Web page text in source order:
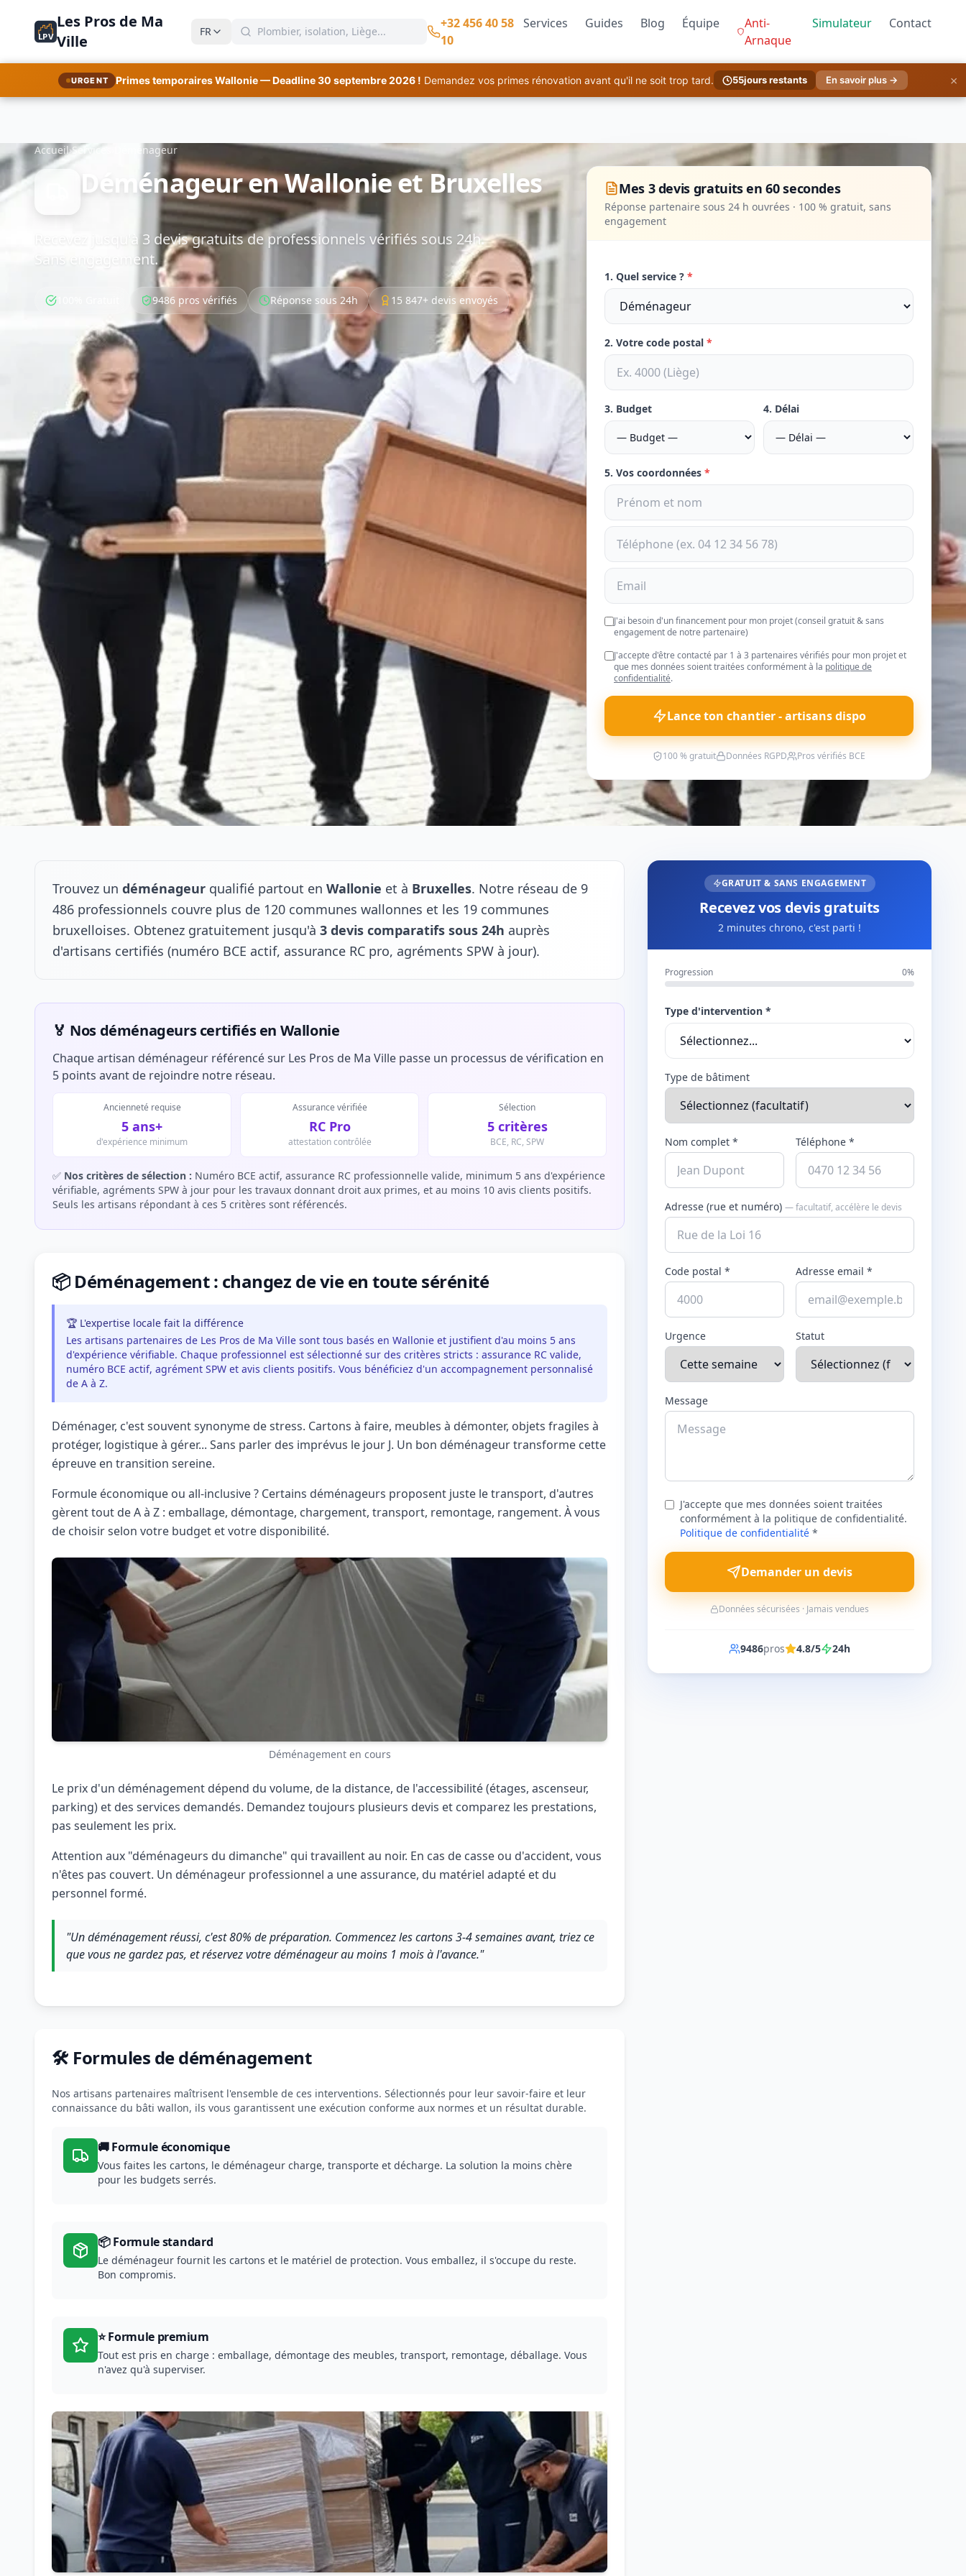
LPV
Les Pros de Ma
Ville
FR
+32 456 40 58
10
Services Guides Blog Équipe
Anti-
Arnaque
Simulateur Contact
URGENT Primes temporaires Wallonie — Deadline 30 septembre 2026 ! Demandez vos primes rénovation avant qu'il ne soit trop tard. 55jours restants En savoir plus → ×
Accueil›Services Déménageur
Déménageur en Wallonie et Bruxelles
Recevez jusqu'à 3 devis gratuits de professionnels vérifiés sous 24h.
Sans engagement.
9486 pros vérifiés Réponse sous 24h 15 847+ devis envoyés
Mes 3 devis gratuits en 60 secondes
Réponse partenaire sous 24 h ouvrées · 100 % gratuit, sans
engagement
1. Quel service ? *
2. Votre code postal *
3. Budget 4. Délai
5. Vos coordonnées *
J'ai besoin d'un financement pour mon projet (conseil gratuit & sans
engagement de notre partenaire)
J'accepte d'être contacté par 1 à 3 partenaires vérifiés pour mon projet et
que mes données soient traitées conformément à la politique de
confidentialité.
Lance ton chantier - artisans dispo
100 % gratuit Données RGPD Pros vérifiés BCE
Trouvez un déménageur qualifié partout en Wallonie et à Bruxelles. Notre réseau de 9
486 professionnels couvre plus de 120 communes wallonnes et les 19 communes
bruxelloises. Obtenez gratuitement jusqu'à 3 devis comparatifs sous 24h auprès
d'artisans certifiés (numéro BCE actif, assurance RC pro, agréments SPW à jour).
🏅 Nos déménageurs certifiés en Wallonie
Chaque artisan déménageur référencé sur Les Pros de Ma Ville passe un processus de vérification en
5 points avant de rejoindre notre réseau.
Ancienneté requise
5 ans+
d'expérience minimum
Assurance vérifiée
RC Pro
attestation contrôlée
Sélection
5 critères
BCE, RC, SPW
✅ Nos critères de sélection : Numéro BCE actif, assurance RC professionnelle valide, minimum 5 ans d'expérience
vérifiable, agréments SPW à jour pour les travaux donnant droit aux primes, et au moins 10 avis clients positifs.
Seuls les artisans répondant à ces 5 critères sont référencés.
📦 Déménagement : changez de vie en toute sérénité
🏆 L'expertise locale fait la différence
Les artisans partenaires de Les Pros de Ma Ville sont tous basés en Wallonie et justifient d'au moins 5 ans
d'expérience vérifiable. Chaque professionnel est sélectionné sur des critères stricts : assurance RC valide,
numéro BCE actif, agrément SPW et avis clients positifs. Vous bénéficiez d'un accompagnement personnalisé
de A à Z.
Déménager, c'est souvent synonyme de stress. Cartons à faire, meubles à démonter, objets fragiles à
protéger, logistique à gérer... Sans parler des imprévus le jour J. Un bon déménageur transforme cette
épreuve en transition sereine.
Formule économique ou all-inclusive ? Certains déménageurs proposent juste le transport, d'autres
gèrent tout de A à Z : emballage, démontage, chargement, transport, remontage, rangement. À vous
de choisir selon votre budget et votre disponibilité.
Déménagement en cours
Le prix d'un déménagement dépend du volume, de la distance, de l'accessibilité (étages, ascenseur,
parking) et des services demandés. Demandez toujours plusieurs devis et comparez les prestations,
pas seulement les prix.
Attention aux "déménageurs du dimanche" qui travaillent au noir. En cas de casse ou d'accident, vous
n'êtes pas couvert. Un déménageur professionnel a une assurance, du matériel adapté et du
personnel formé.
"Un déménagement réussi, c'est 80% de préparation. Commencez les cartons 3-4 semaines avant, triez ce
que vous ne gardez pas, et réservez votre déménageur au moins 1 mois à l'avance."
🛠️ Formules de déménagement
Nos artisans partenaires maîtrisent l'ensemble de ces interventions. Sélectionnés pour leur savoir-faire et leur
connaissance du bâti wallon, ils vous garantissent une exécution conforme aux normes et un résultat durable.
🚚 Formule économique
Vous faites les cartons, le déménageur charge, transporte et décharge. La solution la moins chère
pour les budgets serrés.
📦 Formule standard
Le déménageur fournit les cartons et le matériel de protection. Vous emballez, il s'occupe du reste.
Bon compromis.
⭐ Formule premium
Tout est pris en charge : emballage, démontage des meubles, transport, remontage, déballage. Vous
n'avez qu'à superviser.
GRATUIT & SANS ENGAGEMENT
Recevez vos devis gratuits
2 minutes chrono, c'est parti !
Progression 0%
Type d'intervention *
Type de bâtiment
Nom complet * Téléphone *
Adresse (rue et numéro)— facultatif, accélère le devis
Code postal * Adresse email *
Urgence Statut
Message
J'accepte que mes données soient traitées
conformément à la politique de confidentialité.
Politique de confidentialité *
Demander un devis
Données sécurisées · Jamais vendues
9486pros 4.8/5 24h